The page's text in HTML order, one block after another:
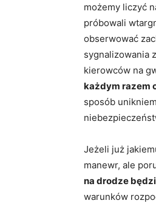
możemy liczyć
próbowali
obserwować
sygnalizowania
kierowców na
każdym razem
sposób
Jeżeli już
manewr, ale
na drodze
warunków